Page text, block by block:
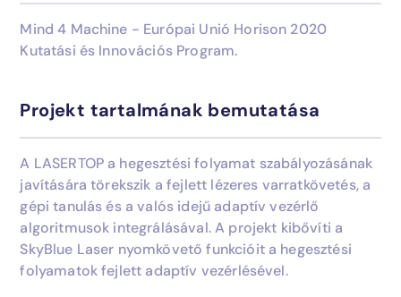
Megtalálta, amit keresett?
Lépjen velünk kapcsolatba és mi segítünk!
Mind 4 Machine - Európai Unió Horison 2020
Kutatási és Innovációs Program.
Projekt tartalmának bemutatása
A LASERTOP a hegesztési folyamat szabályozásának
javítására törekszik a fejlett lézeres varratkövetés, a
gépi tanulás és a valós idejű adaptív vezérlő
algoritmusok integrálásával. A projekt kibővíti a
SkyBlue Laser nyomkövető funkcióit a hegesztési
folyamatok fejlett adaptív vezérlésével.